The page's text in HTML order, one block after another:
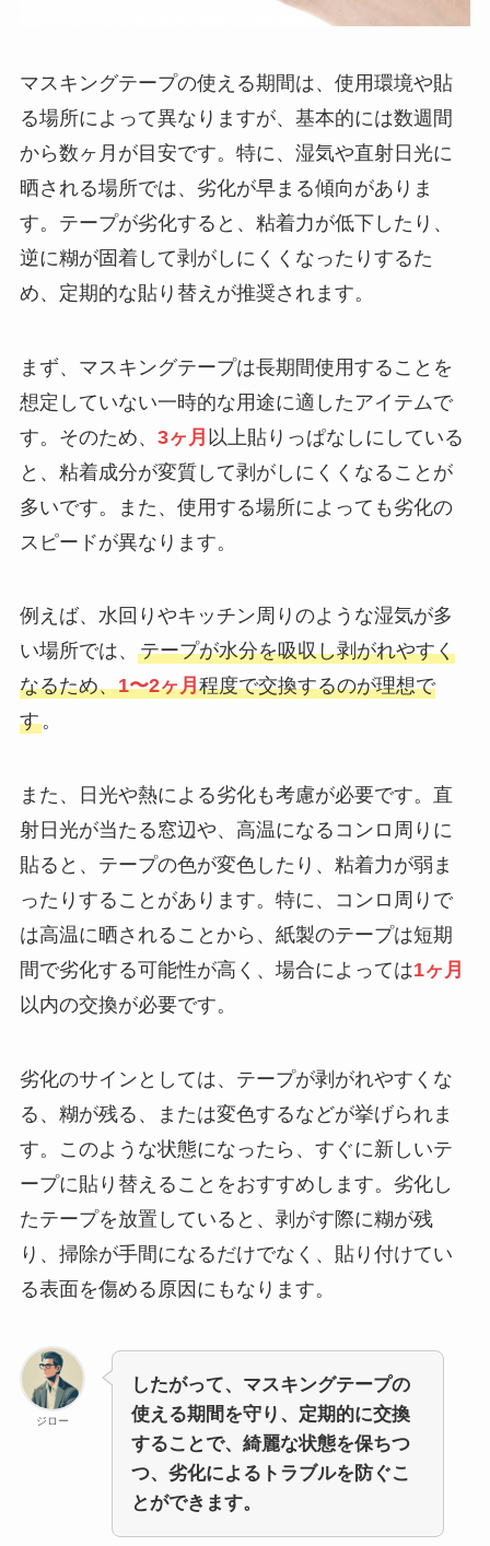
マスキングテープの使える期間は、使用環境や貼
る場所によって異なりますが、基本的には数週間
から数ヶ月が目安です。特に、湿気や直射日光に
晒される場所では、劣化が早まる傾向がありま
す。テープが劣化すると、粘着力が低下したり、
逆に糊が固着して剥がしにくくなったりするた
め、定期的な貼り替えが推奨されます。
まず、マスキングテープは長期間使用することを
想定していない一時的な用途に適したアイテムで
す。そのため、 3ヶ月 以上貼りっぱなしにしている
と、粘着成分が変質して剥がしにくくなることが
多いです。また、使用する場所によっても劣化の
スピードが異なります。
例えば、水回りやキッチン周りのような湿気が多
い場所では、 テープが水分を吸収し剥がれやすく
なるため、1〜2ヶ月程度で交換するのが理想で
す。
また、日光や熱による劣化も考慮が必要です。直
射日光が当たる窓辺や、高温になるコンロ周りに
貼ると、テープの色が変色したり、粘着力が弱ま
ったりすることがあります。特に、コンロ周りで
は高温に晒されることから、紙製のテープは短期
間で劣化する可能性が高く、場合によっては1ヶ月
以内の交換が必要です。
劣化のサインとしては、テープが剥がれやすくな
る、糊が残る、または変色するなどが挙げられま
す。このような状態になったら、すぐに新しいテ
ープに貼り替えることをおすすめします。劣化し
たテープを放置していると、剥がす際に糊が残
り、掃除が手間になるだけでなく、貼り付けてい
る表面を傷める原因にもなります。
ジロー
したがって、マスキングテープの
使える期間を守り、定期的に交換
することで、綺麗な状態を保ちつ
つ、劣化によるトラブルを防ぐこ
とができます。